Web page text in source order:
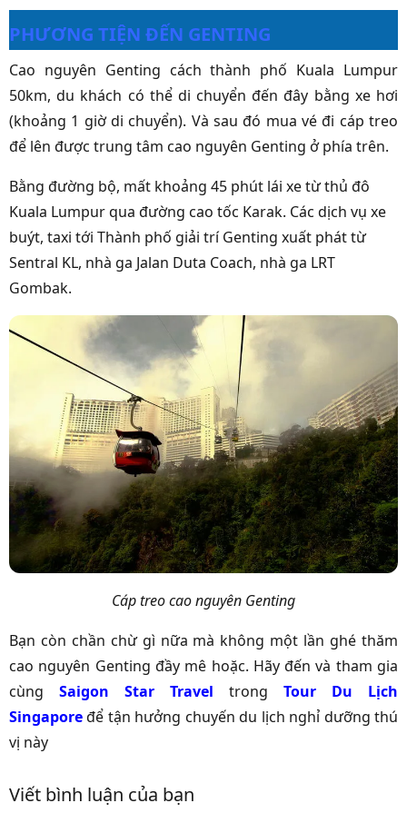
PHƯƠNG TIỆN ĐẾN GENTING
Cao nguyên Genting cách thành phố Kuala Lumpur
50km, du khách có thể di chuyển đến đây bằng xe hơi
(khoảng 1 giờ di chuyển). Và sau đó mua vé đi cáp treo
để lên được trung tâm cao nguyên Genting ở phía trên.
Bằng đường bộ, mất khoảng 45 phút lái xe từ thủ đô
Kuala Lumpur qua đường cao tốc Karak. Các dịch vụ xe
buýt, taxi tới Thành phố giải trí Genting xuất phát từ
Sentral KL, nhà ga Jalan Duta Coach, nhà ga LRT
Gombak.
Cáp treo cao nguyên Genting
Bạn còn chần chừ gì nữa mà không một lần ghé thăm
cao nguyên Genting đầy mê hoặc. Hãy đến và tham gia
cùng Saigon Star Travel trong Tour Du Lịch
Singapoređể tận hưởng chuyến du lịch nghỉ dưỡng thú
vị này
Viết bình luận của bạn